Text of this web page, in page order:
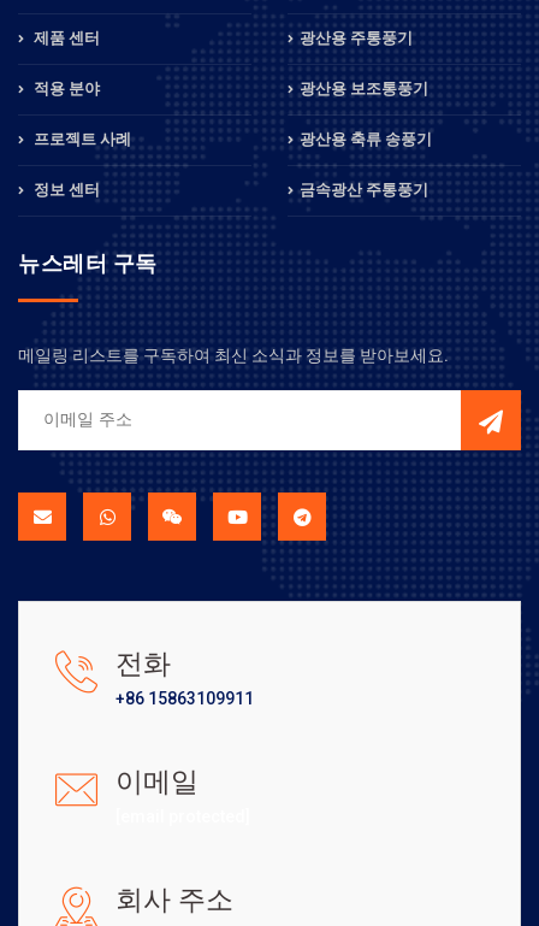
제품 센터
적용 분야
프로젝트 사례
정보 센터
광산용 주통풍기
광산용 보조통풍기
광산용 축류 송풍기
금속광산 주통풍기
뉴스레터 구독
메일링 리스트를 구독하여 최신 소식과 정보를 받아보세요.
전화
+86 15863109911
이메일
회사 주소